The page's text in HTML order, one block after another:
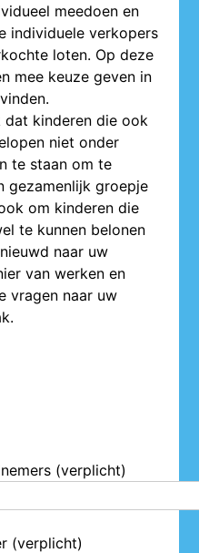
meedoen en
individuele verkopers
loten. Op deze
mee keuze geven in
kinderen die ook
niet onder
te staan om te
gezamenlijk groepje
om kinderen die
te kunnen belonen
naar uw
van werken en
vragen naar uw
(verplicht)
(verplicht)